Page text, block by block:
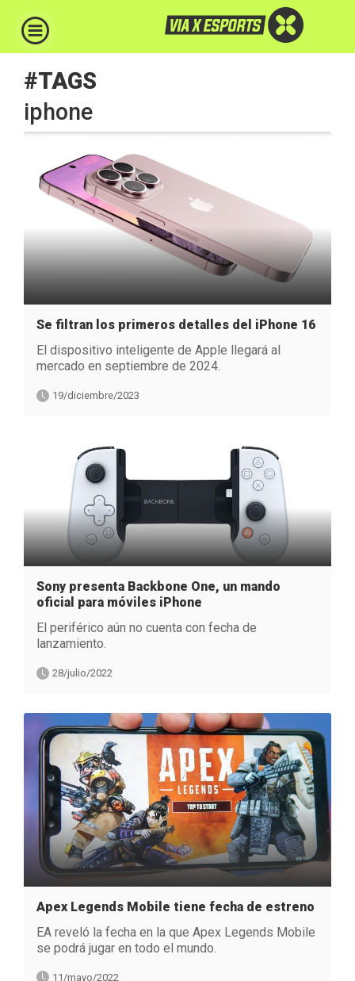
#TAGS
iphone
Se filtran los primeros detalles del iPhone 16
El dispositivo inteligente de Apple llegará al
mercado en septiembre de 2024.
19/diciembre/2023
Sony presenta Backbone One, un mando
oficial para móviles iPhone
El periférico aún no cuenta con fecha de
lanzamiento.
28/julio/2022
Apex Legends Mobile tiene fecha de estreno
EA reveló la fecha en la que Apex Legends Mobile
se podrá jugar en todo el mundo.
11/mayo/2022